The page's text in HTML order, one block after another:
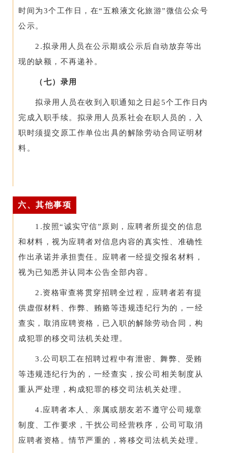
时间为3个工作日，在“五粮液文化旅游”微信公众号
公示。
2.拟录用人员在公示期或公示后自动放弃等出
现的缺额，不再递补。
（七）录用
拟录用人员在收到入职通知之日起5个工作日内
完成入职手续。拟录用人员系社会在职人员的，入
职时须提交原工作单位出具的解除劳动合同证明材
料。
六、其他事项
1.按照“诚实守信”原则，应聘者所提交的信息
和材料，视为应聘者对信息内容的真实性、准确性
作出承诺并承担责任。应聘者一经提交报名材料，
视为已知悉并认同本公告全部内容。
2.资格审查将贯穿招聘全过程，应聘者若有提
供虚假材料、作弊、贿赂等违规违纪行为的，一经
查实，取消应聘资格，已入职的解除劳动合同，构
成犯罪的移交司法机关处理。
3.公司职工在招聘过程中有泄密、舞弊、受贿
等违规违纪行为的，一经查实，按公司相关制度从
重从严处理，构成犯罪的移交司法机关处理。
4.应聘者本人、亲属或朋友若不遵守公司规章
制度、工作要求，干扰公司经营秩序，公司可取消
应聘者资格。情节严重的，将移交司法机关处理。